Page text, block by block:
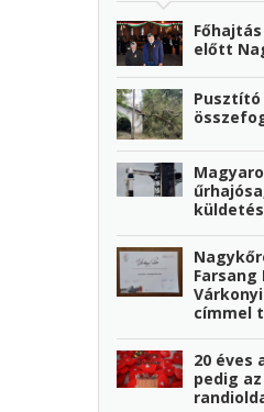
előtt
Farsang
címmel
20 éves
pedig